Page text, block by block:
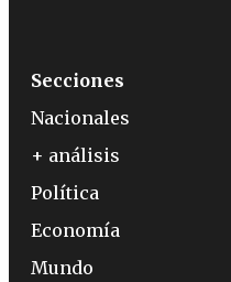
Secciones
Nacionales
+ análisis
Política
Economía
Mundo